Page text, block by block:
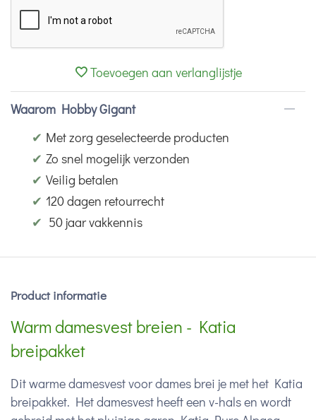
Toevoegen aan verlanglijstje
Waarom Hobby Gigant
✔ Met zorg geselecteerde producten
✔ Zo snel mogelijk verzonden
✔ Veilig betalen
✔ 120 dagen retourrecht
✔ 50 jaar vakkennis
Product informatie
Warm damesvest breien - Katia
breipakket
Dit warme damesvest voor dames brei je met het Katia
breipakket. Het damesvest heeft een v-hals en wordt